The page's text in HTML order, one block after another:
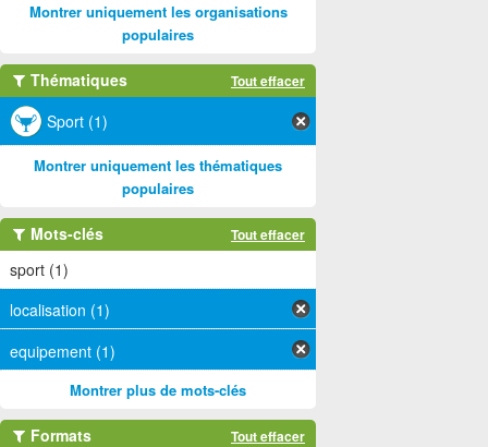
Montrer uniquement les organisations
populaires
Thématiques Tout effacer
Sport (1)
Montrer uniquement les thématiques
populaires
Mots-clés Tout effacer
sport (1)
localisation (1)
equipement (1)
Montrer plus de mots-clés
Formats Tout effacer